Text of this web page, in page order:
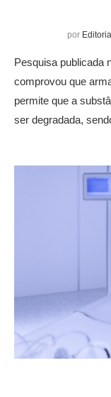
por
Pesquisa publicada
comprovou que
permite que a
ser degradada,